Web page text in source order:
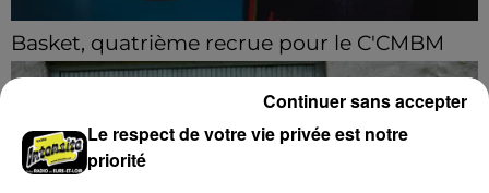
Basket, quatrième recrue pour le C'CMBM
Le club chartrain annonce l'arrivée de Jonathan
Mkamba en provenance de Pau.
Le respect de votre vie privée est notre
priorité
Continuer sans accepter